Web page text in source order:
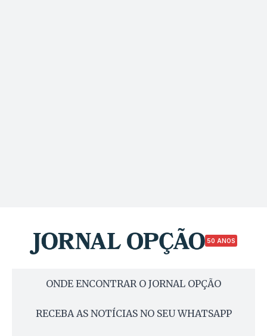
50 ANOS
ONDE ENCONTRAR O JORNAL OPÇÃO
RECEBA AS NOTÍCIAS NO SEU WHATSAPP